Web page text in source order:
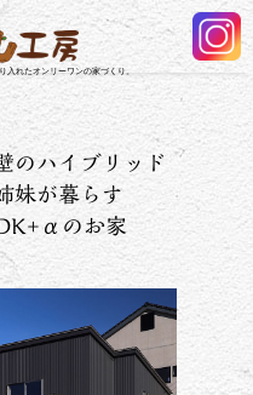
入れたオンリーワンの家づくり。
のハイブリッド
妹が暮らす
のお家